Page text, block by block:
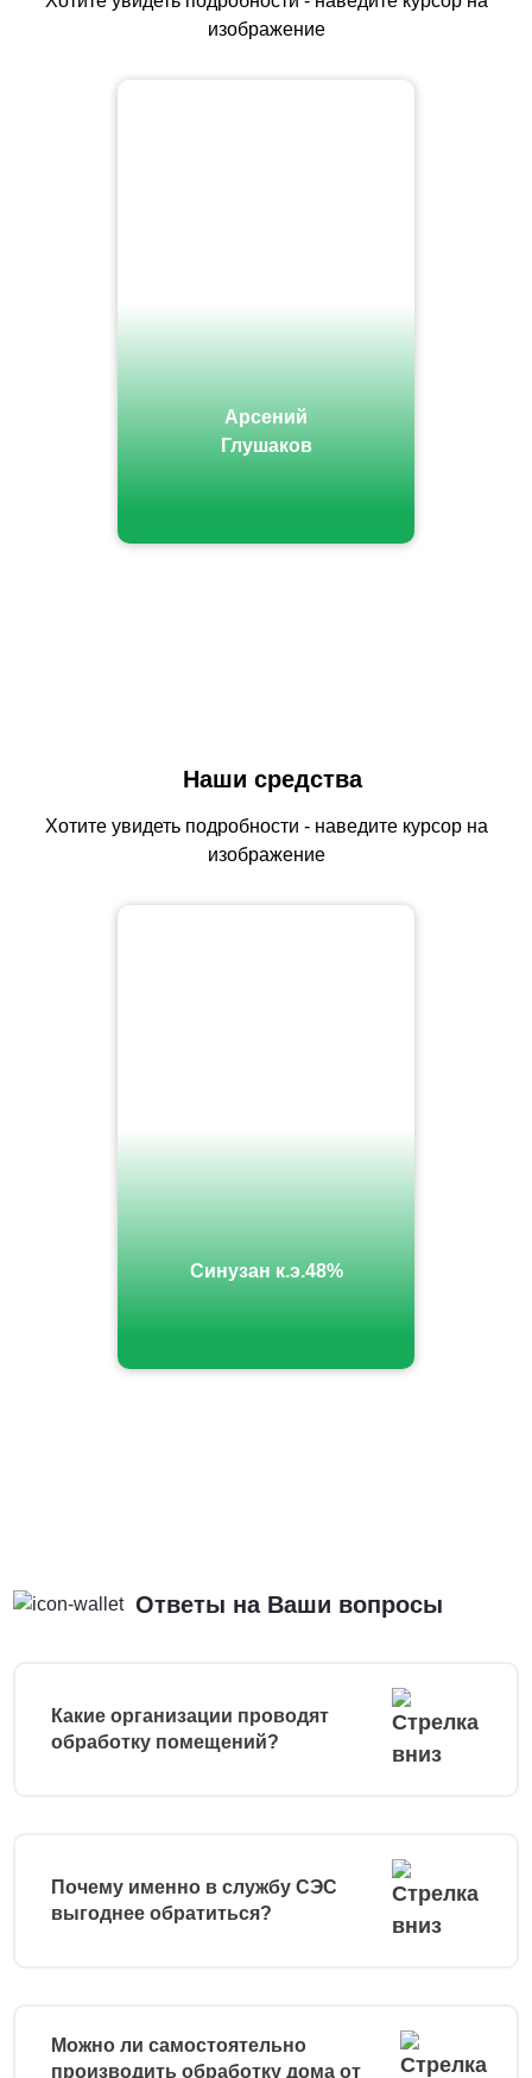
изображение
Арсений
Глушаков
Наши средства
Хотите увидеть подробности - наведите курсор на
изображение
Синузан к.э.48%
Ответы на Ваши вопросы
Какие организации проводят
обработку помещений?
Почему именно в службу СЭС
выгоднее обратиться?
Можно ли самостоятельно
производить обработку дома от